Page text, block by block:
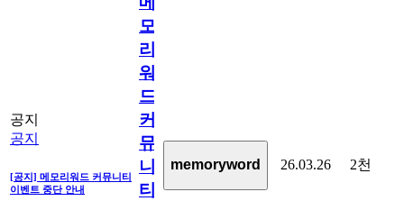
공지
공지
[공지] 메모리워드 커뮤니티
이벤트 중단 안내
모
리
워
드
커
뮤
니
티
memoryword 26.03.26 2천